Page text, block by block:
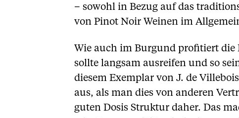
– sowohl in Bezug auf das
von Pinot Noir Weinen im
Wie auch im Burgund profitiert die
sollte langsam ausreifen und so
diesem Exemplar von J. de
aus, als man dies von anderen
guten Dosis Struktur daher. Das